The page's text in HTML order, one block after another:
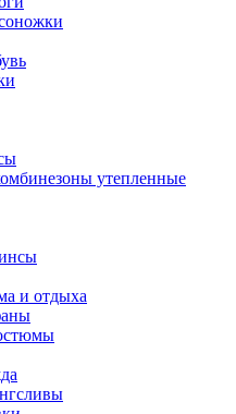
утепленные
и отдыха